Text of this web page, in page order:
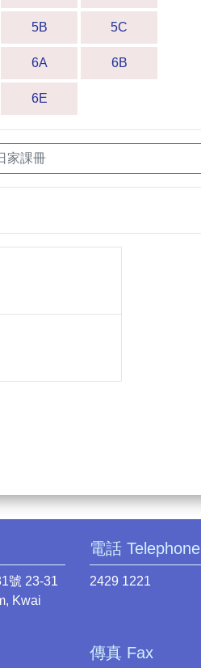
5B 5C
6A 6B
6E
家課冊
號 23-31
Kwai
電話 Telephone
2429 1221
傳真 Fax